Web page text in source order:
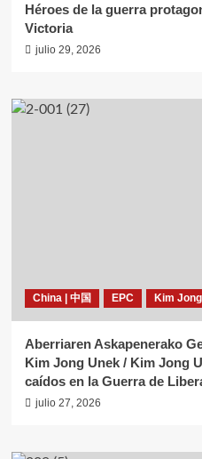
Héroes de la guerra
Victoria
julio 29, 2026
China | 中国 EPC Kim
Aberriaren Askapenerako
Kim Jong Unek / Kim Jong
caídos en la Guerra de
julio 27, 2026